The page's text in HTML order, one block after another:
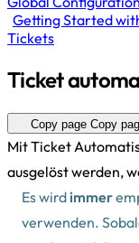
Getting Started
Tickets
Ticket
Copy page Copy
Mit Ticket
ausgelöst werden,
Es wird immer
verwenden.